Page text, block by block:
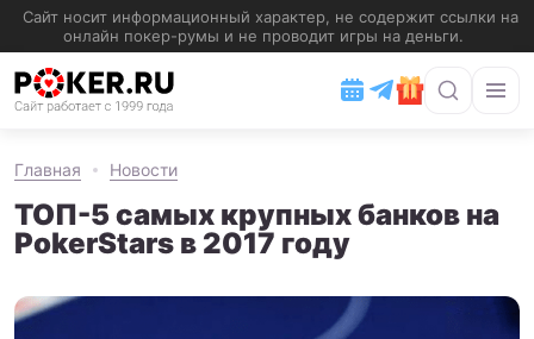
Главная Новости
ТОП-5 самых крупных банков на
PokerStars в 2017 году